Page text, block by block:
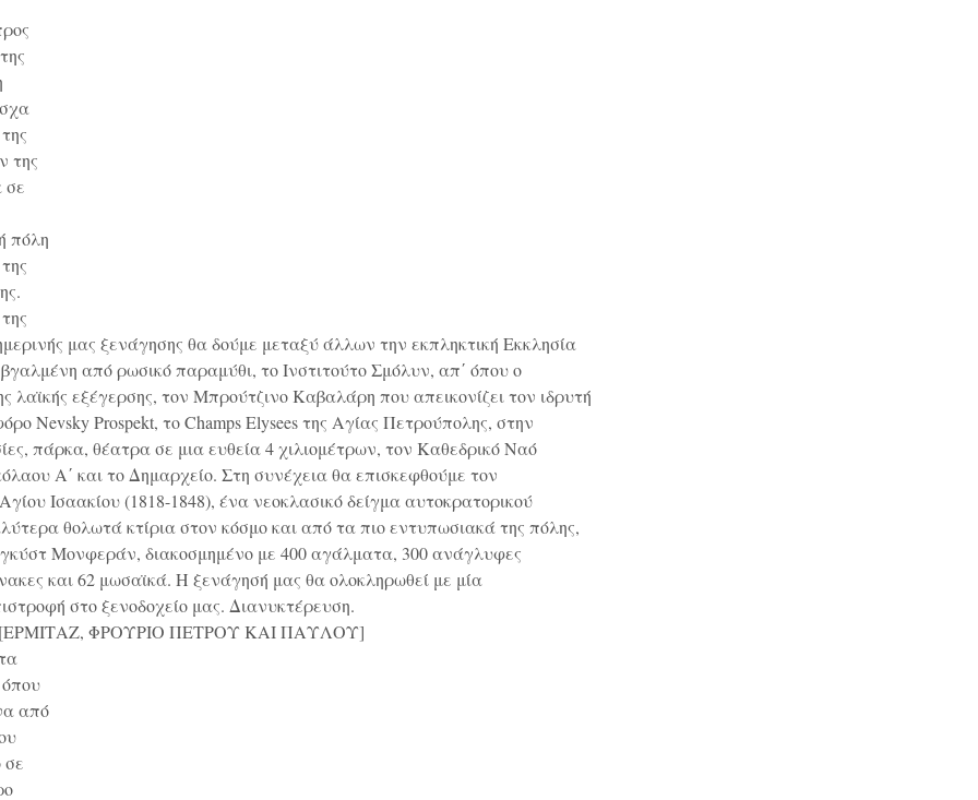
της
σε
πόλη
μας ξενάγησης θα δούμε μεταξύ άλλων την εκπληκτική Εκκλησία
από ρωσικό παραμύθι, το Ινστιτούτο Σμόλυν, απ΄ όπου ο
λαϊκής εξέγερσης, τον Μπρούτζινο Καβαλάρη που απεικονίζει τον ιδρυτή
Nevsky Prospekt, το Champs Elysees της Αγίας Πετρούπολης, στην
πάρκα, θέατρα σε μια ευθεία 4 χιλιομέτρων, τον Καθεδρικό Ναό
Α΄ και το Δημαρχείο. Στη συνέχεια θα επισκεφθούμε τον
Ισαακίου (1818-1848), ένα νεοκλασικό δείγμα αυτοκρατορικού
θολωτά κτίρια στον κόσμο και από τα πιο εντυπωσιακά της πόλης,
Μονφεράν, διακοσμημένο με 400 αγάλματα, 300 ανάγλυφες
και 62 μωσαϊκά. Η ξενάγησή μας θα ολοκληρωθεί με μία
στο ξενοδοχείο μας. Διανυκτέρευση.
ΦΡΟΥΡΙΟ ΠΕΤΡΟΥ ΚΑΙ ΠΑΥΛΟΥ]
από
σε